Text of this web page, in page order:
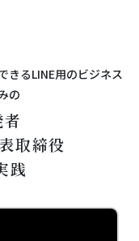
きるLINE用のビジネス
の
取締役
践